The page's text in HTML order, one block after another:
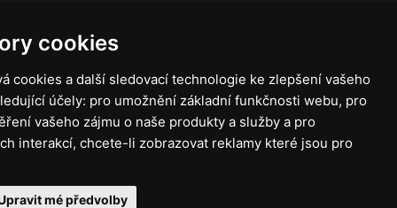
cookies
cookies a další sledovací technologie ke zlepšení vašeho
účely: pro umožnění základní funkčnosti webu, pro
vašeho zájmu o naše produkty a služby a pro
interakcí, chcete-li zobrazovat reklamy které jsou pro
mé předvolby
materiál
MISC. (RŮZNÉ) Accessories